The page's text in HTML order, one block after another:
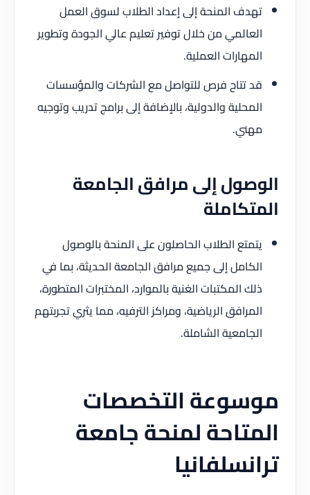
تهدف المنحة إلى إعداد الطلاب لسوق العمل
العالمي من خلال توفير تعليم عالي الجودة وتطوير
المهارات العملية.
قد تتاح فرص للتواصل مع الشركات والمؤسسات
المحلية والدولية، بالإضافة إلى برامج تدريب وتوجيه
مهني.
الوصول إلى مرافق الجامعة
المتكاملة
يتمتع الطلاب الحاصلون على المنحة بالوصول
الكامل إلى جميع مرافق الجامعة الحديثة، بما في
ذلك المكتبات الغنية بالموارد، المختبرات المتطورة،
المرافق الرياضية، ومراكز الترفيه، مما يثري تجربتهم
الجامعية الشاملة.
موسوعة التخصصات
المتاحة لمنحة جامعة
ترانسلفانيا